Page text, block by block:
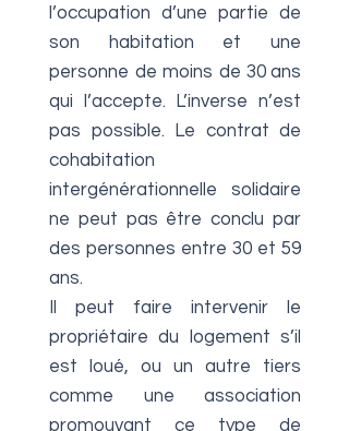
l’occupation d’une partie de
son habitation et une
personne de moins de 30 ans
qui l’accepte. L’inverse n’est
pas possible. Le contrat de
cohabitation
intergénérationnelle solidaire
ne peut pas être conclu par
des personnes entre 30 et 59
ans.
Il peut faire intervenir le
propriétaire du logement s’il
est loué, ou un autre tiers
comme une association
promouvant ce type de